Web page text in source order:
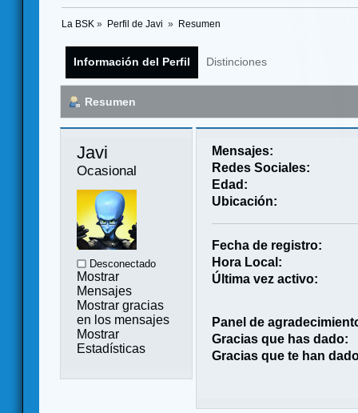
La BSK » Perfil de Javi » Resumen
Información del Perfil Distinciones
Resumen
Javi
Ocasional
Desconectado
Mostrar
Mensajes
Mostrar gracias
en los mensajes
Mostrar
Estadísticas
Mensajes:
Redes Sociales:
Edad:
Ubicación:
Fecha de registro:
Hora Local:
Última vez activo:
Panel de
Gracias que has dado:
Gracias que te han